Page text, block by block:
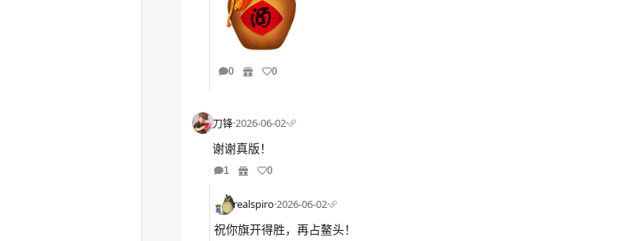
0 0
刀锋·2026-06-02·
谢谢真版！
1 0
realspiro·2026-06-02·
祝你旗开得胜，再占鳌头！